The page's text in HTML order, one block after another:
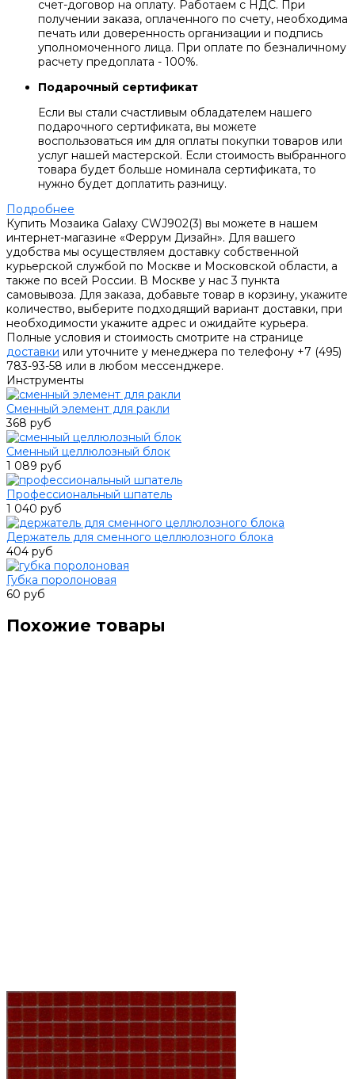
счет-договор на оплату. Работаем с НДС. При
получении заказа, оплаченного по счету, необходима
печать или доверенность организации и подпись
уполномоченного лица. При оплате по безналичному
расчету предоплата - 100%.
Подарочный сертификат
Если вы стали счастливым обладателем нашего
подарочного сертификата, вы можете
воспользоваться им для оплаты покупки товаров или
услуг нашей мастерской. Если стоимость выбранного
товара будет больше номинала сертификата, то
нужно будет доплатить разницу.
Подробнее
Купить Мозаика Galaxy CWJ902(3) вы можете в нашем
интернет-магазине «Феррум Дизайн». Для вашего
удобства мы осуществляем доставку собственной
курьерской службой по Москве и Московской области, а
также по всей России. В Москве у нас 3 пункта
самовывоза. Для заказа, добавьте товар в корзину, укажите
количество, выберите подходящий вариант доставки, при
необходимости укажите адрес и ожидайте курьера.
Полные условия и стоимость смотрите на странице
доставки или уточните у менеджера по телефону +7 (495)
783-93-58 или в любом мессенджере.
Инструменты
Сменный элемент для ракли
368 руб
Сменный целлюлозный блок
1 089 руб
Профессиональный шпатель
1 040 руб
Держатель для сменного целлюлозного блока
404 руб
Губка поролоновая
60 руб
Похожие товары